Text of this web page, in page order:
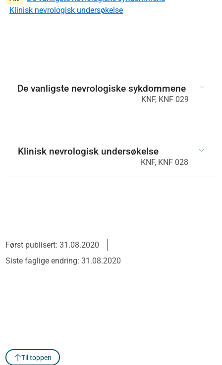
Klinisk nevrologisk undersøkelse
De vanligste nevrologiske sykdommene
KNF, KNF 029
Klinisk nevrologisk undersøkelse
KNF, KNF 028
Først publisert: 31.08.2020
Siste faglige endring: 31.08.2020
Til toppen